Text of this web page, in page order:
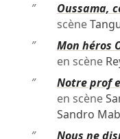
″
Oussama,
scène
″
Mon héros
en scène
″
Notre prof
en scène
Sandro
″
Nous ne